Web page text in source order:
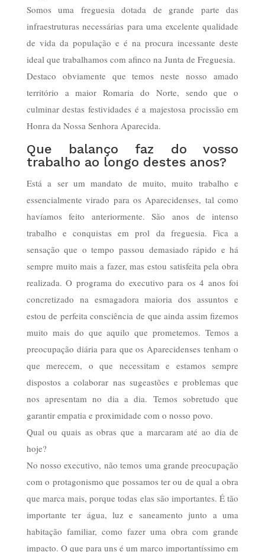
Somos uma freguesia dotada de grande parte das
infraestruturas necessárias para uma excelente qualidade
de vida da população e é na procura incessante deste
ideal que trabalhamos com afinco na Junta de Freguesia.
Destaco obviamente que temos neste nosso amado
território a maior Romaria do Norte, sendo que o
culminar destas festividades é a majestosa procissão em
Honra da Nossa Senhora Aparecida.
Que balanço faz do vosso
trabalho ao longo destes anos?
Está a ser um mandato de muito, muito trabalho e
essencialmente virado para os Aparecidenses, tal como
havíamos feito anteriormente. São anos de intenso
trabalho e conquistas em prol da freguesia. Fica a
sensação que o tempo passou demasiado rápido e há
sempre muito mais a fazer, mas estou satisfeita pela obra
realizada. O programa do executivo para os 4 anos foi
concretizado na esmagadora maioria dos assuntos e
estou de perfeita consciência de que ainda assim fizemos
muito mais do que aquilo que prometemos. Temos a
preocupação diária para que os Aparecidenses tenham o
que merecem, o que necessitam e estamos sempre
dispostos a colaborar nas sugeastões e problemas que
nos apresentam no dia a dia. Temos sobretudo que
garantir empatia e proximidade com o nosso povo.
Qual ou quais as obras que a marcaram até ao dia de
hoje?
No nosso executivo, não temos uma grande preocupação
com o protagonismo que possamos ter ou de qual a obra
que marca mais, porque todas elas são importantes. É tão
importante ter água, luz e saneamento junto a uma
habitação familiar, como fazer uma obra com grande
impacto. O que para uns é um marco importantíssimo em